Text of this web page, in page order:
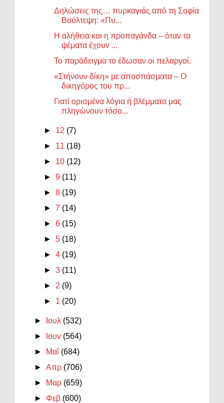
Δηλώσεις της… πυρκαγιάς από τη Σοφία
Βούλτεψη: «Πυ...
Η αλήθεια και η προπαγάνδα – όταν τα
ψέματα έχουν ...
Το παράδειγμα το έδωσαν οι πελαργοί.
«Στήνουν δίκη» με αποσπάσματα – Ο
δικηγόρος του πρ...
Γιατί ορισμένα λόγια ή βλέμματα μας
πληγώνουν τόσο...
► 12 (7)
► 11 (18)
► 10 (12)
►9 (11)
►8 (19)
►7 (14)
►6 (15)
►5 (18)
►4 (19)
►3 (11)
► 2 (9)
► 1 (20)
► Ιουλ (532)
►
Ιουν (564)
►
Μαΐ (684)
►Απρ (706)
►
Μαρ (659)
► Φεβ (600)